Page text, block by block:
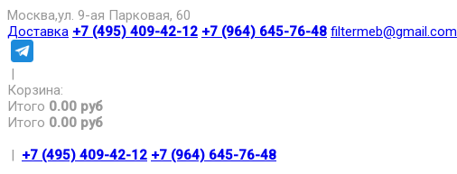
Москва,ул. 9-ая Парковая, 60
Доставка +7 (495) 409-42-12 +7 (964) 645-76-48 filtermeb@gmail.com
|
Корзина:
Итого 0.00 руб
Итого 0.00 руб
| +7 (495) 409-42-12 +7 (964) 645-76-48